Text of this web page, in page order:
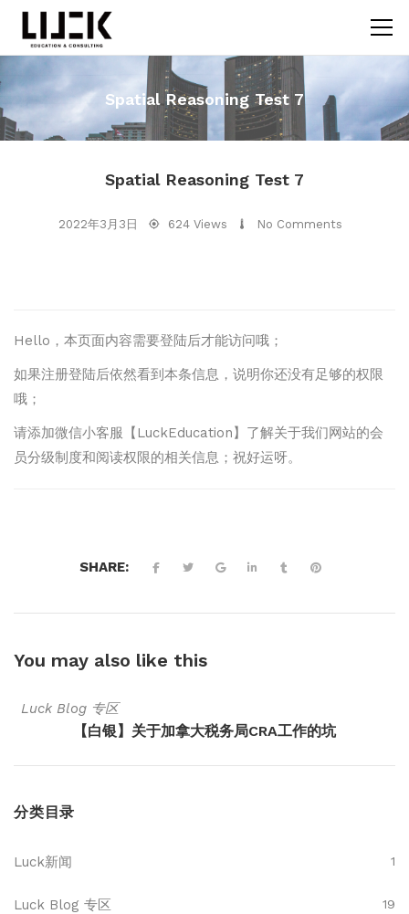
Spatial Reasoning Test 7
Spatial Reasoning Test 7
2022年3月3日 624 Views No Comments
Hello，本页面内容需要登陆后才能访问哦；
如果注册登陆后依然看到本条信息，说明你还没有足够的权限
哦；
请添加微信小客服【LuckEducation】了解关于我们网站的会
员分级制度和阅读权限的相关信息；祝好运呀。
SHARE:
You may also like this
Luck Blog 专区
【白银】关于加拿大税务局CRA工作的坑
分类目录
Luck新闻 1
Luck Blog 专区 19